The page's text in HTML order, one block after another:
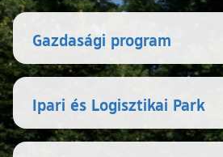
Gazdasági program
Ipari és Logisztikai Park